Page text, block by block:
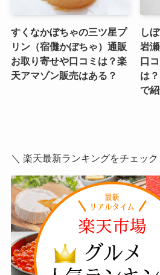
すくなかぼちゃの三ツ星プ
リン（宿儺かぼちゃ）通販
お取り寄せや口コミは？楽
天アマゾン販売はある？
し
岩
口
は
で紹
＼ 楽天最新ランキングをチェック